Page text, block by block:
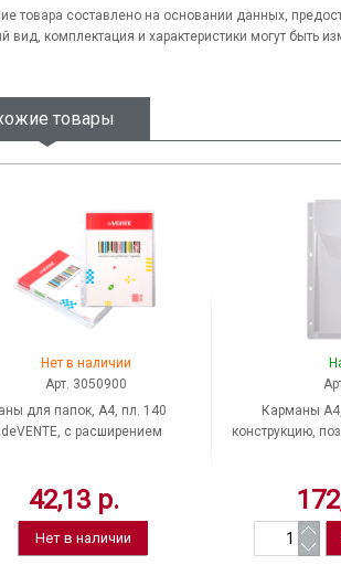
товара составлено на основании данных,
вид, комплектация и характеристики могут быть
товары
Нет в наличии
Арт. 3050900
для папок, A4, пл. 140
с расширением
42,13 р.
Нет в наличии
Карманы
конструкцию,